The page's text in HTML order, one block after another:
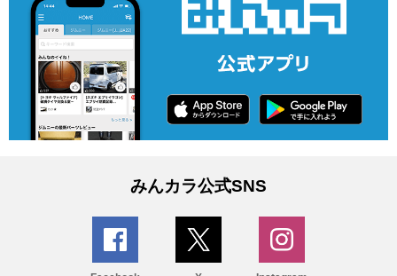
みんカラ公式SNS